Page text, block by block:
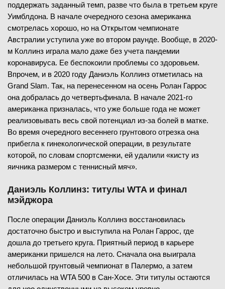
поддержать заданный темп, разве что была в третьем круге
Уимблдона. В начале очередного сезона американка
смотрелась хорошо, но на Открытом чемпионате
Австралии уступила уже во втором раунде. Вообще, в 2020-
м Коллинз играла мало даже без учета пандемии
коронавируса. Ее беспокоили проблемы со здоровьем.
Впрочем, и в 2020 году Даниэль Коллинз отметилась на
Grand Slam. Так, на перенесенном на осень Ролан Гаррос
она добралась до четвертьфинала. В начале 2021-го
американка призналась, что уже больше года не может
реализовывать весь свой потенциал из-за болей в матке.
Во время очередного весеннего грунтового отрезка она
прибегла к гинекологической операции, в результате
которой, по словам спортсменки, ей удалили «кисту из
яичника размером с теннисный мяч».
Даниэль Коллинз: титулы WTA и финал
мэйджора
После операции Даниэль Коллинз восстановилась
достаточно быстро и выступила на Ролан Гаррос, где
дошла до третьего круга. Приятный период в карьере
американки пришелся на лето. Сначала она выиграла
небольшой грунтовый чемпионат в Палермо, а затем
отличилась на WTA 500 в Сан-Хосе. Эти титулы остаются